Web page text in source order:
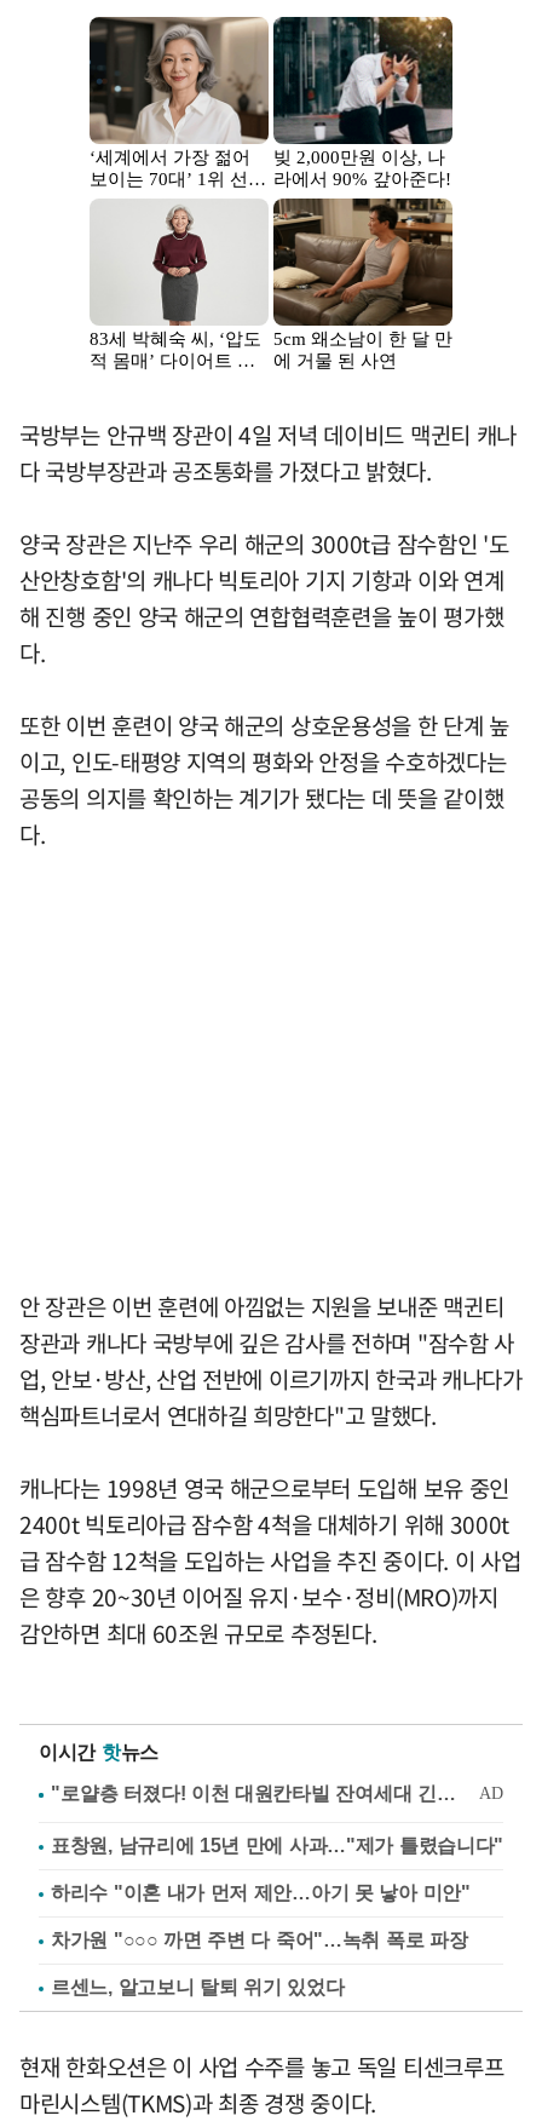
국방부는 안규백 장관이 4일 저녁 데이비드 맥귄티 캐나
다 국방부장관과 공조통화를 가졌다고 밝혔다.
양국 장관은 지난주 우리 해군의 3000t급 잠수함인 '도
산안창호함'의 캐나다 빅토리아 기지 기항과 이와 연계
해 진행 중인 양국 해군의 연합협력훈련을 높이 평가했
다.
또한 이번 훈련이 양국 해군의 상호운용성을 한 단계 높
이고, 인도-태평양 지역의 평화와 안정을 수호하겠다는
공동의 의지를 확인하는 계기가 됐다는 데 뜻을 같이했
다.
안 장관은 이번 훈련에 아낌없는 지원을 보내준 맥귄티
장관과 캐나다 국방부에 깊은 감사를 전하며 "잠수함 사
업, 안보·방산, 산업 전반에 이르기까지 한국과 캐나다가
핵심파트너로서 연대하길 희망한다"고 말했다.
캐나다는 1998년 영국 해군으로부터 도입해 보유 중인
2400t 빅토리아급 잠수함 4척을 대체하기 위해 3000t
급 잠수함 12척을 도입하는 사업을 추진 중이다. 이 사업
은 향후 20~30년 이어질 유지·보수·정비(MRO)까지
감안하면 최대 60조원 규모로 추정된다.
이시간 핫뉴스
표창원, 남규리에 15년 만에 사과…"제가 틀렸습니다"
하리수 "이혼 내가 먼저 제안…아기 못 낳아 미안"
차가원 "○○○ 까면 주변 다 죽어"…녹취 폭로 파장
르센느, 알고보니 탈퇴 위기 있었다
현재 한화오션은 이 사업 수주를 놓고 독일 티센크루프
마린시스템(TKMS)과 최종 경쟁 중이다.